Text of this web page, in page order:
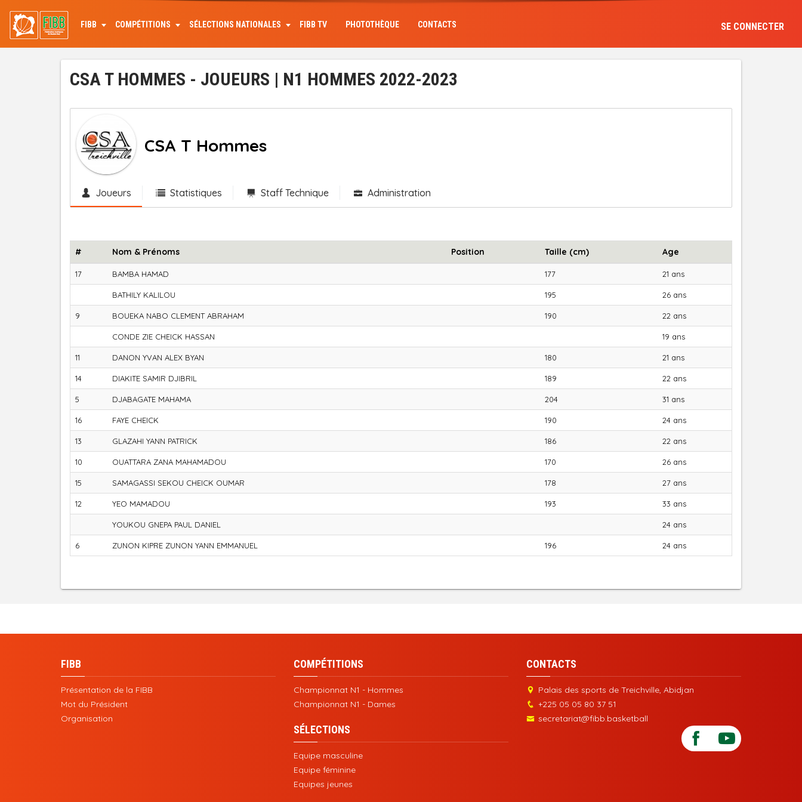
contenu
principal
FIBB COMPÉTITIONS SÉLECTIONS NATIONALES FIBB TV PHOTOTHÈQUE CONTACTS SE CONNECTER
CSA T HOMMES - JOUEURS | N1 HOMMES 2022-2023
CSA T Hommes
Joueurs Statistiques Staff Technique Administration
# Nom & Prénoms Position Taille (cm) Age
17 BAMBA HAMAD 177 21 ans
BATHILY KALILOU 195 26 ans
9 BOUEKA NABO CLEMENT ABRAHAM 190 22 ans
CONDE ZIE CHEICK HASSAN 19 ans
11 DANON YVAN ALEX BYAN 180 21 ans
14 DIAKITE SAMIR DJIBRIL 189 22 ans
5 DJABAGATE MAHAMA 204 31 ans
16 FAYE CHEICK 190 24 ans
13 GLAZAHI YANN PATRICK 186 22 ans
10 OUATTARA ZANA MAHAMADOU 170 26 ans
15 SAMAGASSI SEKOU CHEICK OUMAR 178 27 ans
12 YEO MAMADOU 193 33 ans
YOUKOU GNEPA PAUL DANIEL 24 ans
6 ZUNON KIPRE ZUNON YANN EMMANUEL 196 24 ans
FIBB
Présentation de la FIBB
Mot du Président
Organisation
COMPÉTITIONS
Championnat N1 - Hommes
Championnat N1 - Dames
SÉLECTIONS
Equipe masculine
Equipe féminine
Equipes jeunes
CONTACTS
Palais des sports de Treichville, Abidjan
+225 05 05 80 37 51
secretariat@fibb.basketball